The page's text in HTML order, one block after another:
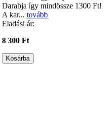
Darabja így mindössze 1300 Ft!
A kar... tovább
Eladási ár:
8 300 Ft